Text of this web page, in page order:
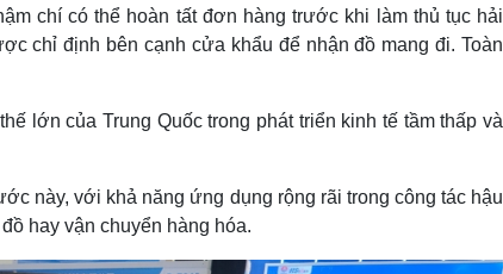
chí có thể hoàn tất đơn hàng trước khi làm thủ tục hải
chỉ định bên cạnh cửa khẩu để nhận đồ mang đi. Toàn
lớn của Trung Quốc trong phát triển kinh tế tầm thấp và
này, với khả năng ứng dụng rộng rãi trong công tác hậu
hay vận chuyển hàng hóa.